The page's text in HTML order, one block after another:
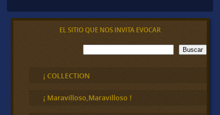
EL SITIO QUE NOS INVITA EVOCAR
B
u
c
a
Buscar
¡ COLLECTION
¡ Maravilloso,Maravilloso !